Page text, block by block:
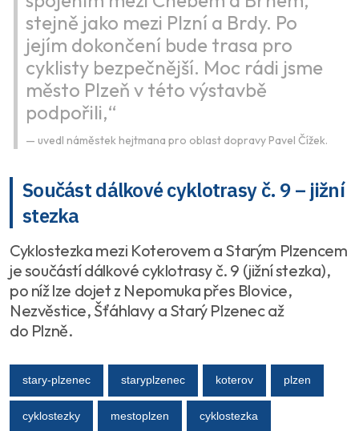
stejně jako mezi Plzní a Brdy. Po
jejím dokončení bude trasa pro
cyklisty bezpečnější. Moc rádi jsme
město Plzeň v této výstavbě
podpořili,“
uvedl náměstek hejtmana pro oblast dopravy Pavel Čížek.
Součást dálkové cyklotrasy č. 9 – jižní
stezka
Cyklostezka mezi Koterovem a Starým Plzencem
je součástí dálkové cyklotrasy č. 9 (jižní stezka),
po níž lze dojet z Nepomuka přes Blovice,
Nezvěstice, Šťáhlavy a Starý Plzenec až
do Plzně.
stary-plzenec staryplzenec koterov plzen
cyklostezky mestoplzen cyklostezka